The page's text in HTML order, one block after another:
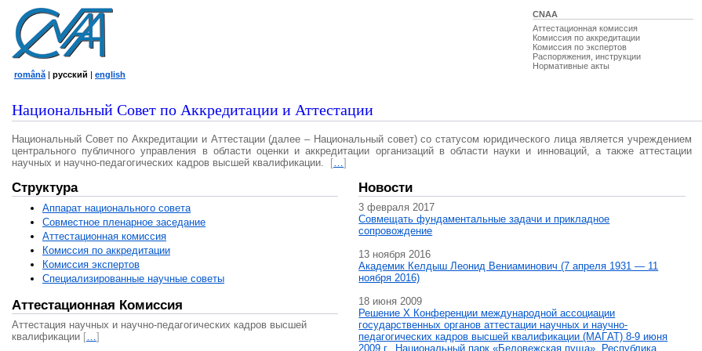
CNAA
Аттестационная комиссия
Комиссия по аккредитации
Комиссия по экспертов
Распоряжения, инструкции
Нормативные акты
română | русский | english
Национальный Совет по Аккредитации и Аттестации
Национальный Совет по Аккредитации и Аттестации (далее – Национальный совет) со статусом юридического лица является учреждением
центрального публичного управления в области оценки и аккредитации организаций в области науки и инноваций, а также аттестации
научных и научно-педагогических кадров высшей квалификации.
[…]
Структура
Аппарат национального совета
Совместное пленарное заседание
Аттестационная комисcия
Комиссия по аккредитации
Комиссия экспертов
Специализированные научные советы
Аттестационная Комиссия
Аттестация научных и научно-педагогических кадров высшей
квалификации […]
Новости
3 февраля 2017
Совмещать фундаментальные задачи и прикладное
сопровождение
13 ноября 2016
Академик Келдыш Леонид Вениаминович (7 апреля 1931 — 11
ноября 2016)
18 июня 2009
Решение X Конференции международной ассоциации
государственных органов аттестации научных и научно-
педагогических кадров высшей квалификации (МАГAT) 8-9 июня
2009 г., Национальный парк «Беловежская пуща», Республика